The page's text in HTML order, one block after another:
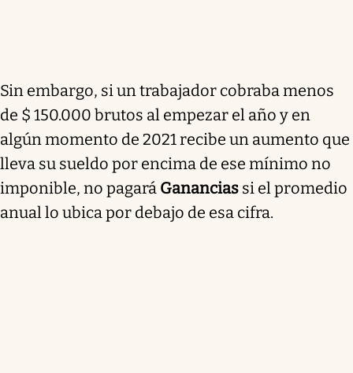
Sin embargo, si un trabajador cobraba menos
de $ 150.000 brutos al empezar el año y en
algún momento de 2021 recibe un aumento que
lleva su sueldo por encima de ese mínimo no
imponible, no pagará Ganancias si el promedio
anual lo ubica por debajo de esa cifra.